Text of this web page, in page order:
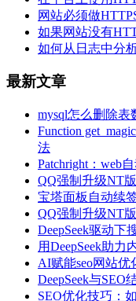
网站必须做
如果网站没有
如何从日志中分
最新文章
mysql怎么删除
Function
法
Patchright：web
QQ强制升级NT
宝塔面板自动续
QQ强制升级NT
DeepSeek驱动下
用DeepSeek助
AI赋能seo网站优
DeepSeek与
SEO优化技巧：